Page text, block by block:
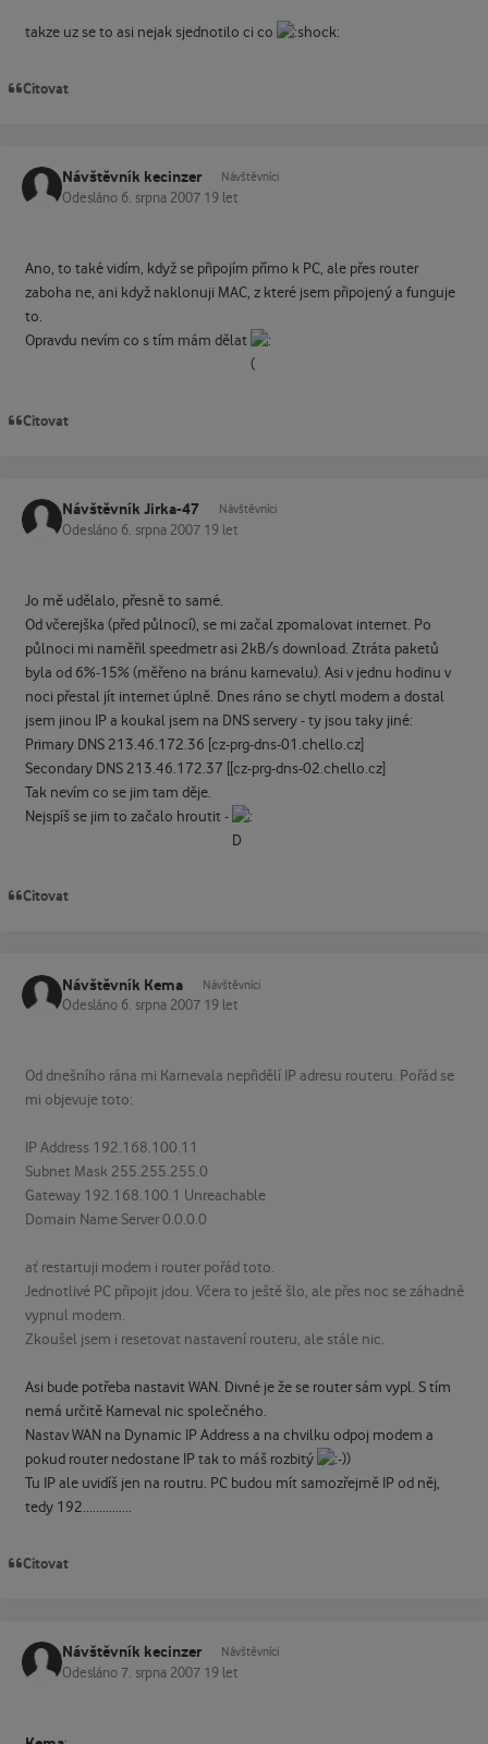
takze uz se to asi nejak sjednotilo ci co
Citovat
Návštěvník kecinzer Návštěvníci
Odesláno 6. srpna 2007 19 let
Ano, to také vidím, když se připojím přímo k PC, ale přes router
zaboha ne, ani když naklonuji MAC, z které jsem připojený a funguje
to.
Opravdu nevím co s tím mám dělat
Citovat
Návštěvník Jirka-47 Návštěvníci
Odesláno 6. srpna 2007 19 let
Jo mě udělalo, přesně to samé.
Od včerejška (před půlnocí), se mi začal zpomalovat internet. Po
půlnoci mi naměřil speedmetr asi 2kB/s download. Ztráta paketů
byla od 6%-15% (měřeno na bránu karnevalu). Asi v jednu hodinu v
noci přestal jít internet úplně. Dnes ráno se chytl modem a dostal
jsem jinou IP a koukal jsem na DNS servery - ty jsou taky jiné:
Primary DNS 213.46.172.36 [cz-prg-dns-01.chello.cz]
Secondary DNS 213.46.172.37 [[cz-prg-dns-02.chello.cz]
Tak nevím co se jim tam děje.
Nejspíš se jim to začalo hroutit -
Citovat
Návštěvník Kema Návštěvníci
Odesláno 6. srpna 2007 19 let
Od dnešního rána mi Karnevala nepřidělí IP adresu routeru. Pořád se
mi objevuje toto:
IP Address 192.168.100.11
Subnet Mask 255.255.255.0
Gateway 192.168.100.1 Unreachable
Domain Name Server 0.0.0.0
ať restartuji modem i router pořád toto.
Jednotlivé PC připojit jdou. Včera to ještě šlo, ale přes noc se záhadně
vypnul modem.
Zkoušel jsem i resetovat nastavení routeru, ale stále nic.
Asi bude potřeba nastavit WAN. Divné je že se router sám vypl. S tím
nemá určitě Karneval nic společného.
Nastav WAN na Dynamic IP Address a na chvilku odpoj modem a
pokud router nedostane IP tak to máš rozbitý
)
Tu IP ale uvidíš jen na routru. PC budou mít samozřejmě IP od něj,
tedy 192...............
Citovat
Návštěvník kecinzer Návštěvníci
Odesláno 7. srpna 2007 19 let